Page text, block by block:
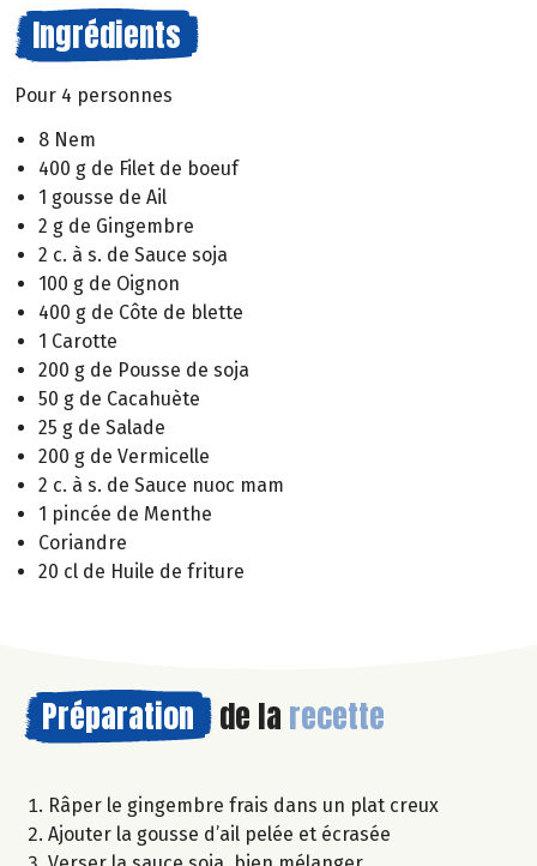
Ingrédients
Pour 4 personnes
8 Nem
400 g de Filet de boeuf
1 gousse de Ail
2 g de Gingembre
2 c. à s. de Sauce soja
100 g de Oignon
400 g de Côte de blette
1 Carotte
200 g de Pousse de soja
50 g de Cacahuète
25 g de Salade
200 g de Vermicelle
2 c. à s. de Sauce nuoc mam
1 pincée de Menthe
Coriandre
20 cl de Huile de friture
Préparation de la recette
Râper le gingembre frais dans un plat creux
Ajouter la gousse d’ail pelée et écrasée